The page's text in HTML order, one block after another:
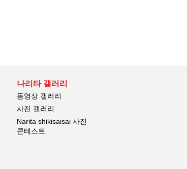
나리타 갤러리
동영상 갤러리
사진 갤러리
Narita shikisaisai 사진
콘테스트